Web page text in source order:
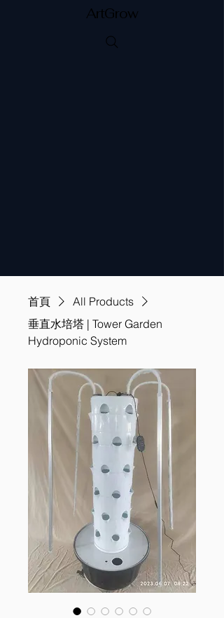
ArtGrow
首頁
All Products
垂直水培塔 | Tower Garden
Hydroponic System